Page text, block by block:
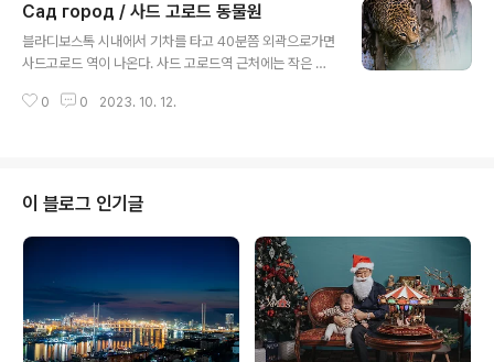
돌아갔는데갑자기 복도에서 개가 짖는 소리가 들리기 시작했다. 뭐지 하면서 복
도를 돌아다니다보니..기숙사에서 개를 키우고 있는 학생을 발견했다!?그래서
그래 누구는 개도 키우는데! 나도 한번 키워보지 뭐! 라는 생각을 하게 되었다.그
Сад город / 사드 고로드 동물원
블라디보스톡 시내에서 기차를 타고 40분쯤 외곽으로가면
사드고로드 역이 나온다. 사드 고로드역 근처에는 작은 동
같다. 딸 아이를 찍어주려 가지고간 망원렌즈 였는데... 열
표범의 눈이 푸른 빛이 도는 것이 정말 신기했다.
0 0 2023. 10. 12.
이 블로그 인기글